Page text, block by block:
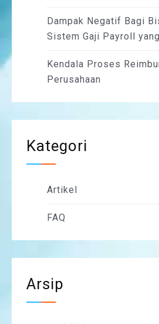
Dampak Negatif Bagi
Sistem Gaji Payroll
Kendala Proses
Perusahaan
Kategori
Artikel
FAQ
Arsip